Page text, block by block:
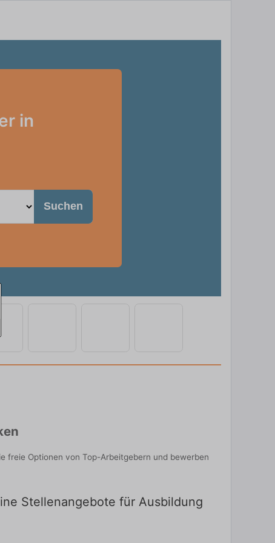
in
Suchen
freie Optionen von Top-Arbeitgebern und bewerben
Stellenangebote für Ausbildung